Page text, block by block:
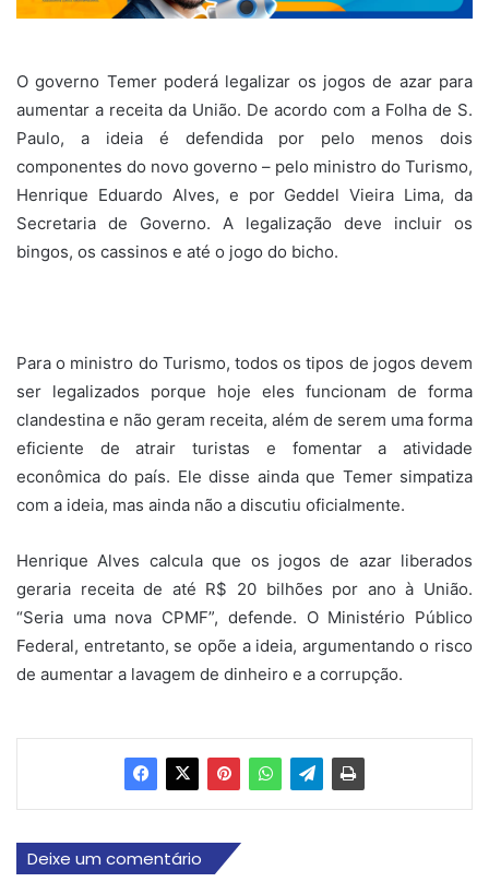
O governo Temer poderá legalizar os jogos de azar para
aumentar a receita da União. De acordo com a Folha de S.
Paulo, a ideia é defendida por pelo menos dois
componentes do novo governo – pelo ministro do Turismo,
Henrique Eduardo Alves, e por Geddel Vieira Lima, da
Secretaria de Governo. A legalização deve incluir os
bingos, os cassinos e até o jogo do bicho.
Para o ministro do Turismo, todos os tipos de jogos devem
ser legalizados porque hoje eles funcionam de forma
clandestina e não geram receita, além de serem uma forma
eficiente de atrair turistas e fomentar a atividade
econômica do país. Ele disse ainda que Temer simpatiza
com a ideia, mas ainda não a discutiu oficialmente.
Henrique Alves calcula que os jogos de azar liberados
geraria receita de até R$ 20 bilhões por ano à União.
“Seria uma nova CPMF”, defende. O Ministério Público
Federal, entretanto, se opõe a ideia, argumentando o risco
de aumentar a lavagem de dinheiro e a corrupção.
Deixe um comentário